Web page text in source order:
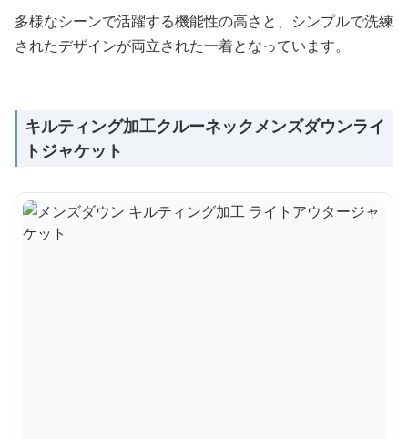
多様なシーンで活躍する機能性の高さと、シンプルで洗練
されたデザインが両立された一着となっています。
キルティング加工クルーネックメンズダウンライ
トジャケット